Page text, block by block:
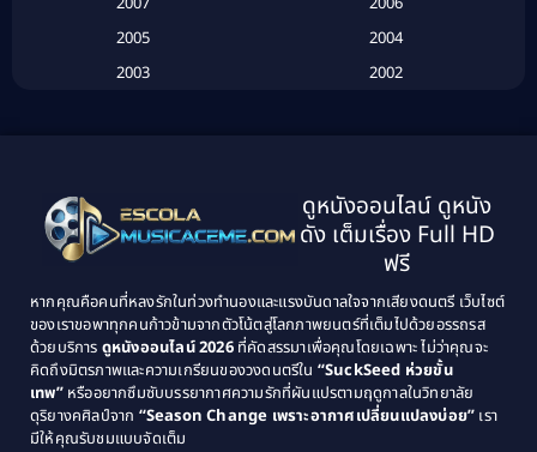
(134)
Classic หนังคลาสสิก(21)
Classic หนังคลาสสิก(25)
Comedy ตลก(46)
Comedy ตลก(515)
2005
2004
2003
2002
1995
1994
1993
1992
1989
1988
1987
1986
1985
1984
1983
1982
ดูหนังออนไลน์ ดูหนัง
ดัง เต็มเรื่อง Full HD
ฟรี
หากคุณคือคนที่หลงรักในท่วงทำนองและแรงบันดาลใจจากเสียงดนตรี เว็บไซต์
ของเราขอพาทุกคนก้าวข้ามจากตัวโน้ตสู่โลกภาพยนตร์ที่เต็มไปด้วยอรรถรส
ด้วยบริการ ดูหนังออนไลน์ 2026ที่คัดสรรมาเพื่อคุณโดยเฉพาะ ไม่ว่าคุณจะ
คิดถึงมิตรภาพและความเกรียนของวงดนตรีใน “SuckSeed ห่วยขั้น
เทพ”หรืออยากซึมซับบรรยากาศความรักที่ผันแปรตามฤดูกาลในวิทยาลัย
ดุริยางคศิลป์จาก “Season Change เพราะอากาศเปลี่ยนแปลงบ่อย” เรา
มีให้คุณรับชมแบบจัดเต็ม